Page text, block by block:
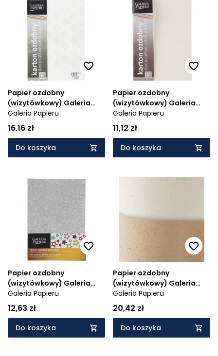
Papier ozdobny
(wizytówkowy) Galeria
Papieru glamour biały
230g 20 arkuszy A4 - biały
230 g (204903)
Galeria Papieru
16,16 zł
Do koszyka
Papier ozdobny
(wizytówkowy) Galeria
Papieru sukno A4 -
kremowy 180 g (204102)
Galeria Papieru
11,12 zł
Do koszyka
Papier ozdobny
(wizytówkowy) Galeria
Papieru brokatowy srebrny
A4 - srebrny 210 g (208105)
Galeria Papieru
12,63 zł
Do koszyka
Papier ozdobny
(wizytówkowy) Galeria
Papieru pepper kremowy
A4 - kremowa 220 g
(205203)
Galeria Papieru
20,42 zł
Do koszyka